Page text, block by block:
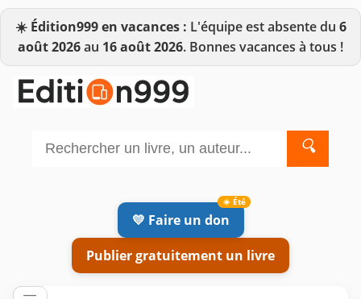
☀️ Édition999 en vacances : L'équipe est absente du 6
août 2026au 16 août 2026. Bonnes vacances à tous !
🔍
💛 Faire un don
Publier gratuitement un livre